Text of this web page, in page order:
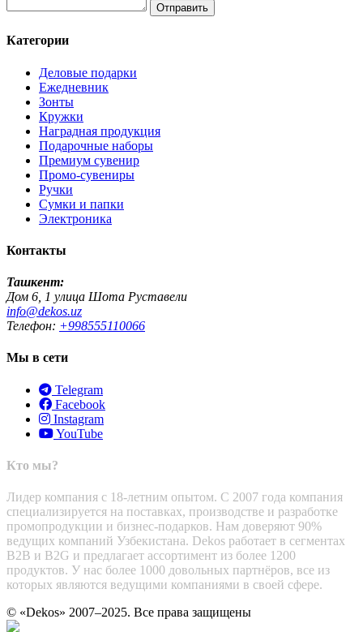
Отправить
Категории
Деловые подарки
Ежедневник
Зонты
Кружки
Наградная продукция
Подарочные наборы
Премиум сувенир
Промо-сувениры
Ручки
Сумки и папки
Электроника
Контакты
Ташкент:
Дом 6, 1 улица Шота Руставели
info@dekos.uz
Телефон: +998555110066
Мы в сети
Telegram
Facebook
Instagram
YouTube
Кто мы?
Лидер компания с 18-летним опытом. С 2007 года компания
специализируется на поставках, производстве и разработке
промопродукции и бизнес-подарков. Нам доверяют 90%
ведущих компаний Узбекистана. Dekos работает в сегментах
B2B и B2G и предлагает ассортимент из более 1200
продуктов. У нас более 1000 довольных партнёров, все из
которых являются ведущими компаниями в своей сфере.
© «Dekos» 2007–2025. Все права защищены